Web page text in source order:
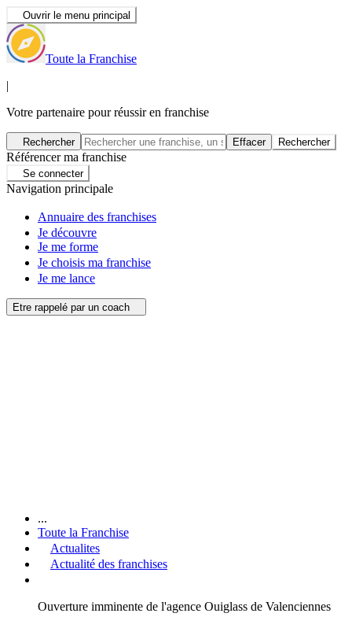
Ouvrir le menu principal
Toute la Franchise
|
Votre partenaire pour réussir en franchise
Rechercher Effacer Rechercher
Référencer ma franchise
Se connecter
Navigation principale
Annuaire des franchises
Je découvre
Je me forme
Je choisis ma franchise
Je me lance
Etre rappelé par un coach
...
Toute la Franchise
Actualites
Actualité des franchises
Ouverture imminente de l'agence Ouiglass de Valenciennes